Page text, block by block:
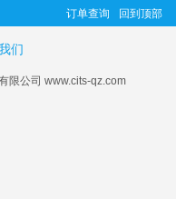
回到顶部
订单查询
们
限公司 www.cits-qz.com